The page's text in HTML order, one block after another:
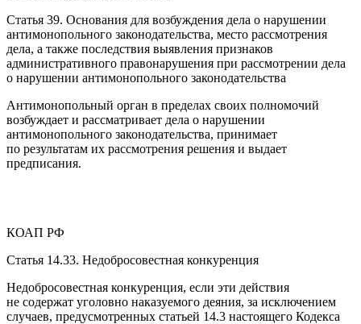
Статья 39. Основания для возбуждения дела о нарушении
антимонопольного законодательства, место рассмотрения
дела, а также последствия выявления признаков
административного правонарушения при рассмотрении дела
о нарушении антимонопольного законодательства
Антимонопольный орган в пределах своих полномочий
возбуждает и рассматривает дела о нарушении
антимонопольного законодательства, принимает
по результатам их рассмотрения решения и выдает
предписания.
КОАП РФ
Статья 14.33. Недобросовестная конкуренция
Недобросовестная конкуренция, если эти действия
не содержат уголовно наказуемого деяния, за исключением
случаев, предусмотренных статьей 14.3 настоящего Кодекса